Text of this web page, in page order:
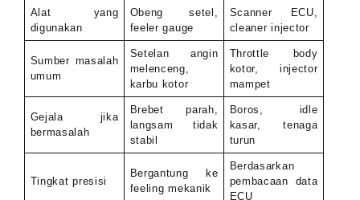
Alat yang
digunakan
Obeng setel,
feeler gauge
Scanner ECU,
cleaner injector
Sumber masalah
umum
Setelan angin
melenceng,
karbu kotor
Throttle body
kotor, injector
mampet
Gejala jika
bermasalah
Brebet parah,
langsam tidak
stabil
Boros, idle
kasar, tenaga
turun
Tingkat presisi
Bergantung ke
feeling mekanik
Berdasarkan
pembacaan data
ECU